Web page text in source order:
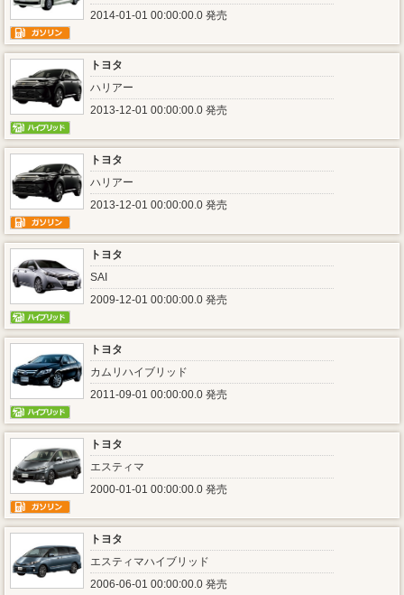
2014-01-01 00:00:00.0 発売
トヨタ
ハリアー
2013-12-01 00:00:00.0 発売
トヨタ
ハリアー
2013-12-01 00:00:00.0 発売
トヨタ
SAI
2009-12-01 00:00:00.0 発売
トヨタ
カムリハイブリッド
2011-09-01 00:00:00.0 発売
トヨタ
エスティマ
2000-01-01 00:00:00.0 発売
トヨタ
エスティマハイブリッド
2006-06-01 00:00:00.0 発売